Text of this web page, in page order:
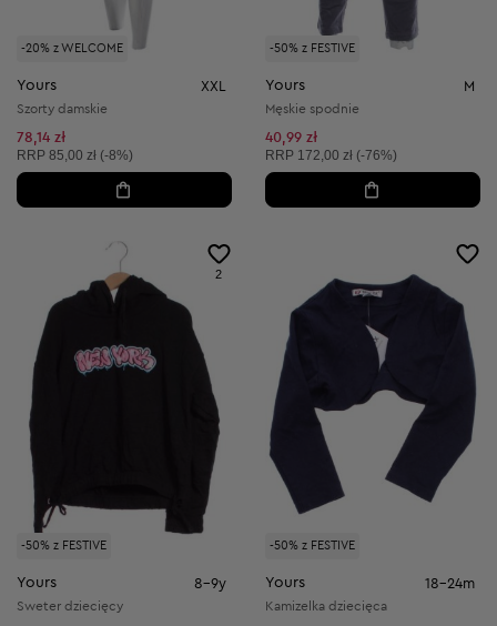
-20% z WELCOME
Yours XXL
Szorty damskie
78,14 zł
Cena sugerowana:
RRP 85,00 zł (-8%)
-50% z FESTIVE
Yours M
Męskie spodnie
40,99 zł
Cena sugerowana:
RRP 172,00 zł (-76%)
-50% z FESTIVE
2
Yours 8-9y
Sweter dziecięcy
-50% z FESTIVE
Yours 18-24m
Kamizelka dziecięca